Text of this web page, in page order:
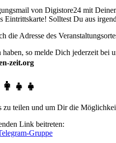
von Digistore24 mit
Eintrittskarte! Solltest Du aus
die Adresse des
so melde Dich jederzeit bei
zeit.org
teilen und um Dir die
Link beitreten:
Gruppe